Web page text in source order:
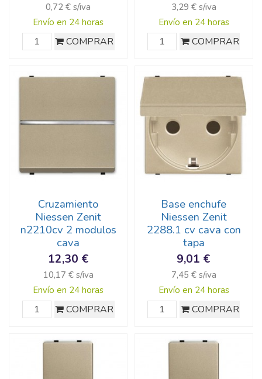
0,72 € s/iva
Envío en 24 horas
COMPRAR
3,29 € s/iva
Envío en 24 horas
COMPRAR
Cruzamiento
Niessen Zenit
n2210cv 2 modulos
cava
12,30 €
10,17 € s/iva
Envío en 24 horas
COMPRAR
Base enchufe
Niessen Zenit
2288.1 cv cava con
tapa
9,01 €
7,45 € s/iva
Envío en 24 horas
COMPRAR